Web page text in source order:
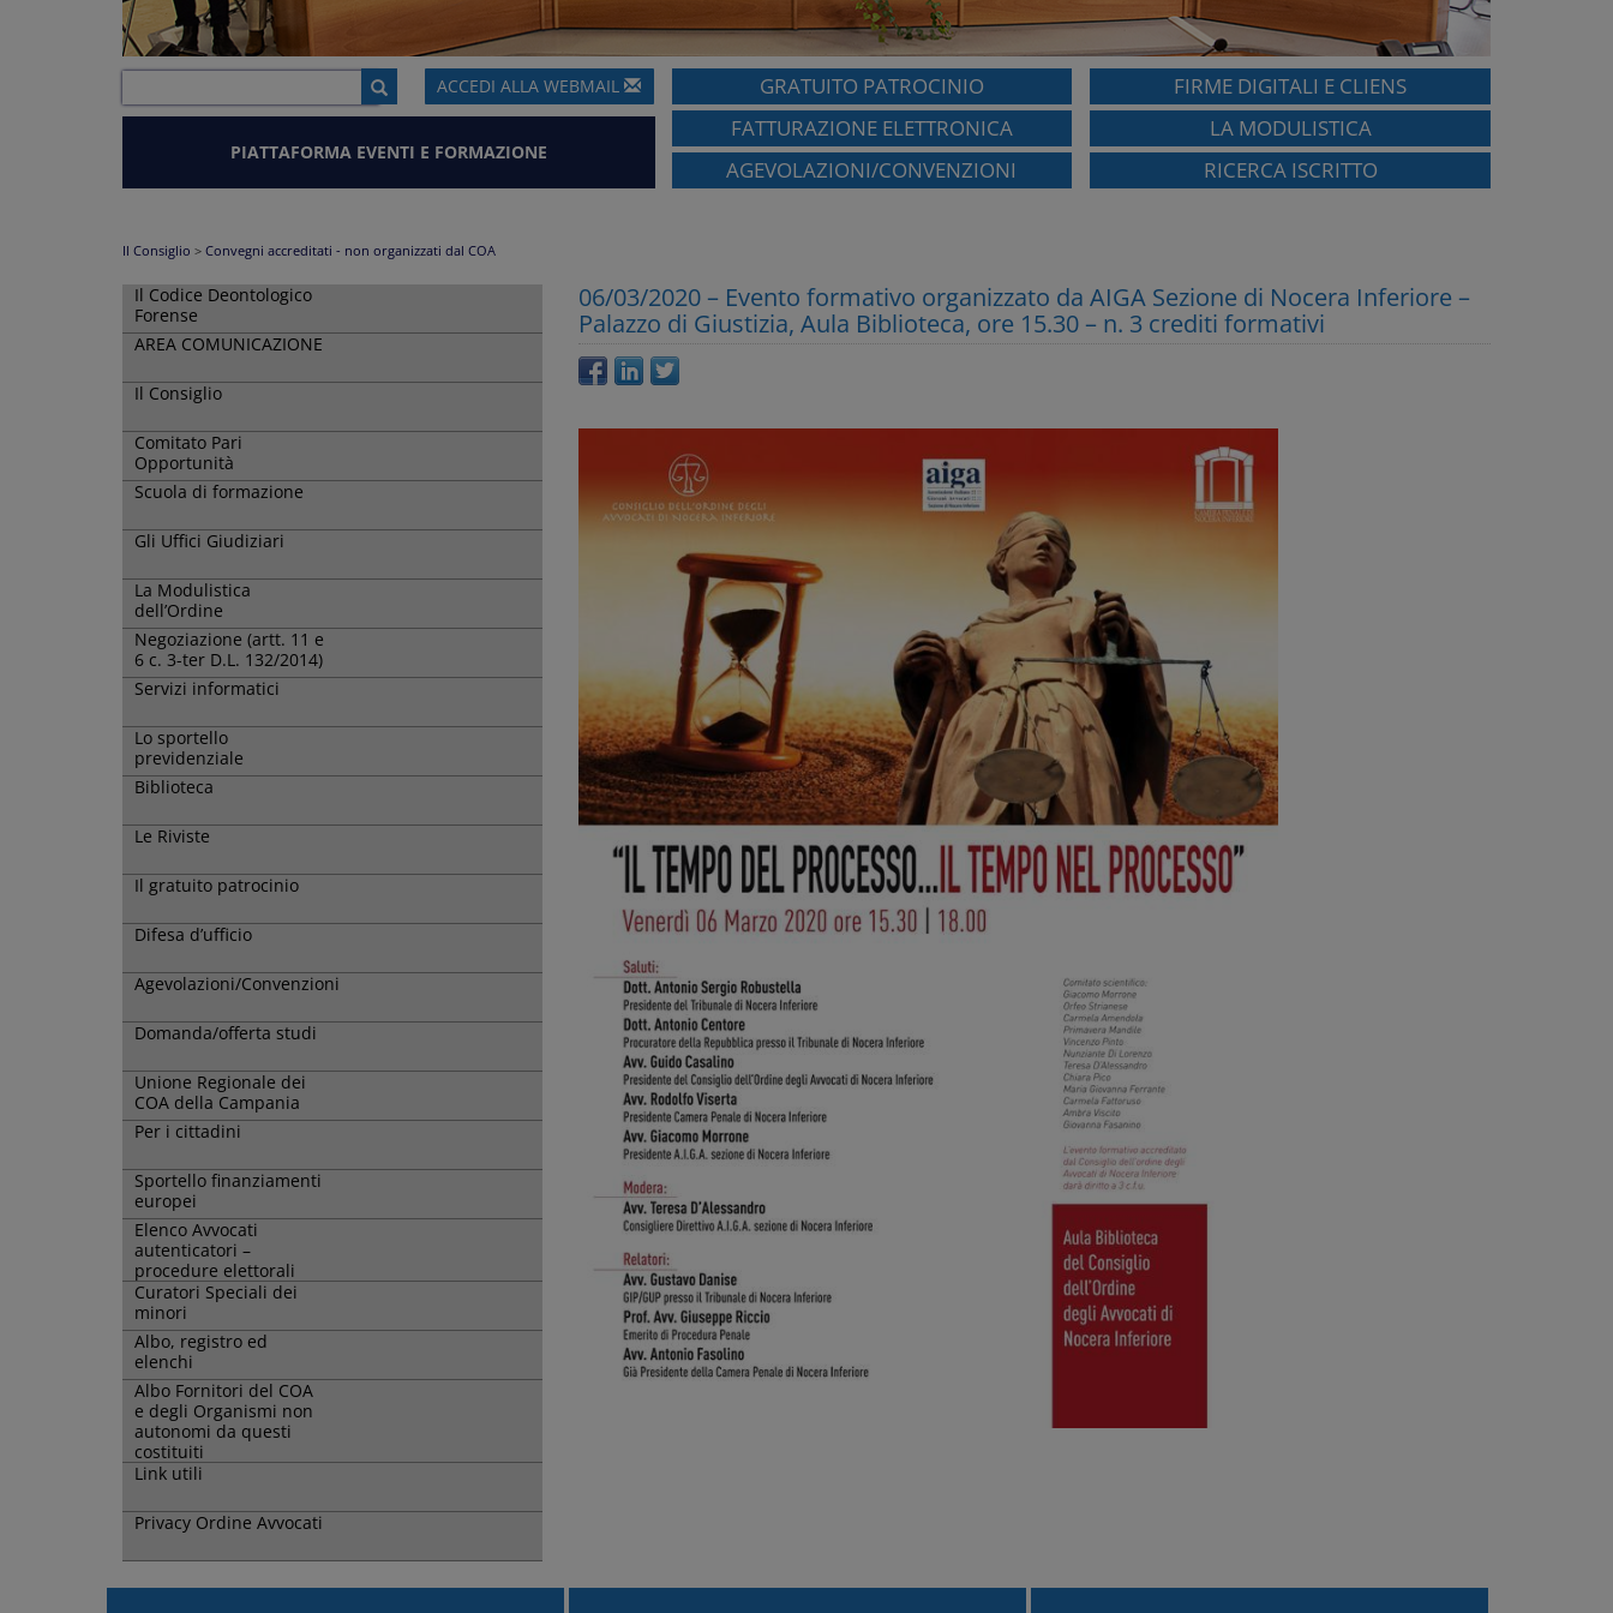
ACCEDI ALLAWEBMAIL
PIATTAFORMA EVENTI E FORMAZIONE
GRATUITO PATROCINIO
FIRME DIGITALI E CLIENS
FATTURAZIONE ELETTRONICA
LA MODULISTICA
AGEVOLAZIONI/CONVENZIONI
RICERCA ISCRITTO
Il Consiglio > Convegni accreditati - non organizzati dal COA
Il Codice Deontologico
Forense
AREA COMUNICAZIONE
Il Consiglio
Comitato Pari
Opportunità
Scuola di formazione
Gli Uffici Giudiziari
La Modulistica
dell’Ordine
Negoziazione (artt. 11 e
6 c. 3-ter D.L. 132/2014)
Servizi informatici
Lo sportello
previdenziale
Biblioteca
Le Riviste
Il gratuito patrocinio
Difesa d’ufficio
Agevolazioni/Convenzioni
Domanda/offerta studi
Unione Regionale dei
COA della Campania
Per i cittadini
Sportello finanziamenti
europei
Elenco Avvocati
autenticatori –
procedure elettorali
Curatori Speciali dei
minori
Albo, registro ed
elenchi
Albo Fornitori del COA
e degli Organismi non
autonomi da questi
costituiti
Link utili
Privacy Ordine Avvocati
06/03/2020 – Evento formativo organizzato da AIGA Sezione di Nocera Inferiore –
Palazzo di Giustizia, Aula Biblioteca, ore 15.30 – n. 3 crediti formativi